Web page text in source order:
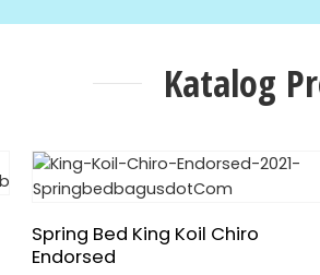
Katalog
Spring Bed King Koil Chiro
Endorsed